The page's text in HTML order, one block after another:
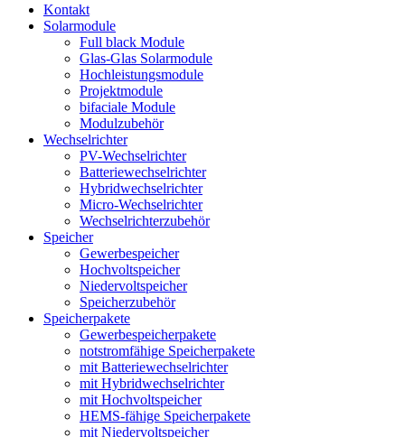
Kontakt
Solarmodule
Full black Module
Glas-Glas Solarmodule
Hochleistungsmodule
Projektmodule
bifaciale Module
Modulzubehör
Wechselrichter
PV-Wechselrichter
Batteriewechselrichter
Hybridwechselrichter
Micro-Wechselrichter
Wechselrichterzubehör
Speicher
Gewerbespeicher
Hochvoltspeicher
Niedervoltspeicher
Speicherzubehör
Speicherpakete
Gewerbespeicherpakete
notstromfähige Speicherpakete
mit Batteriewechselrichter
mit Hybridwechselrichter
mit Hochvoltspeicher
HEMS-fähige Speicherpakete
mit Niedervoltspeicher